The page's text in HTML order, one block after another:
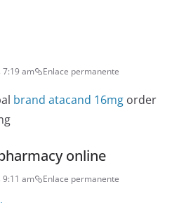
am Enlace permanente
brand atacand 16mg order
online
am Enlace permanente